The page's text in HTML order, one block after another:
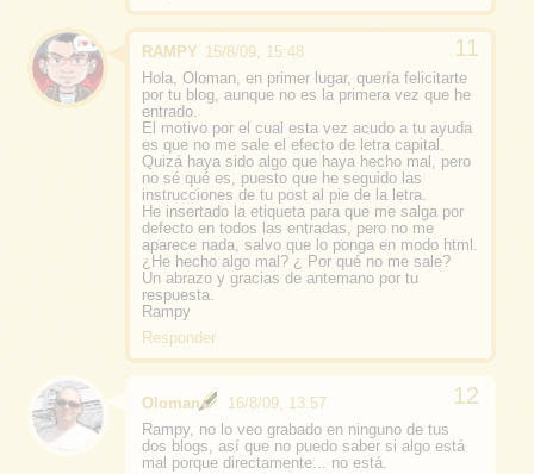
RAMPY 15/8/09, 15:48
Hola, Oloman, en primer lugar, quería felicitarte
por tu blog, aunque no es la primera vez que he
entrado.
El motivo por el cual esta vez acudo a tu ayuda
es que no me sale el efecto de letra capital.
Quizá haya sido algo que haya hecho mal, pero
no sé qué es, puesto que he seguido las
instrucciones de tu post al pie de la letra.
He insertado la etiqueta para que me salga por
defecto en todos las entradas, pero no me
aparece nada, salvo que lo ponga en modo html.
¿He hecho algo mal? ¿ Por qué no me sale?
Un abrazo y gracias de antemano por tu
respuesta.
Rampy
Responder
Oloman
16/8/09, 13:57
Rampy, no lo veo grabado en ninguno de tus
dos blogs, así que no puedo saber si algo está
mal porque directamente... no está.